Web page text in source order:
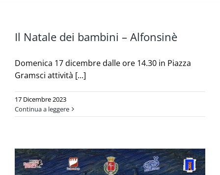
Il Natale dei bambini – Alfonsinè
Domenica 17 dicembre dalle ore 14.30 in Piazza
Gramsci attività [...]
17 Dicembre 2023
Continua a leggere